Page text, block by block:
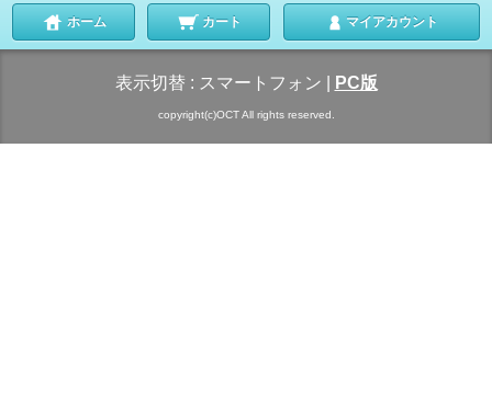
ホーム カート マイアカウント
表示切替 : スマートフォン PC版
copyright(c)OCT All rights reserved.